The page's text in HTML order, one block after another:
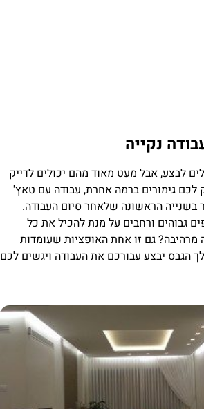
נקייה
לבצע, אבל מעט מאוד מהם יכולים לדייק
גימורים ברמה אחרת, עבודה עם טאץ'
בשנייה הראשונה שלאחר סיום העבודה.
גבוהים ורחבים על מנת להכיל את כל
מרהיבה? גם זו אחת האופציות שעומדות
הגבס יבצע עבורכם את העבודה ויגשים לכם